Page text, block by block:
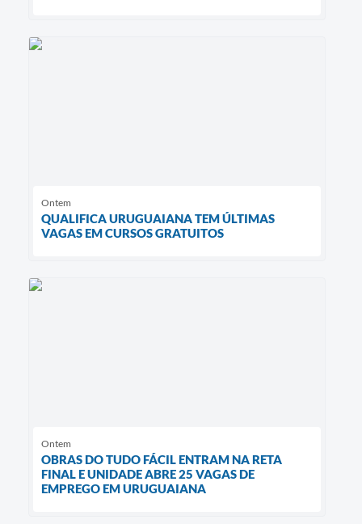
Ontem
QUALIFICA URUGUAIANA TEM ÚLTIMAS
VAGAS EM CURSOS GRATUITOS
Ontem
OBRAS DO TUDO FÁCIL ENTRAM NA RETA
FINAL E UNIDADE ABRE 25 VAGAS DE
EMPREGO EM URUGUAIANA